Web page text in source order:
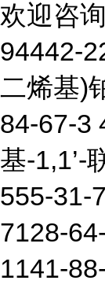
欢迎咨
94442-
二烯基)
84-67-3
基-1,1’-
555-31-
7128-
1141-